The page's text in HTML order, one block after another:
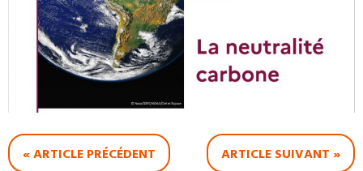
« ARTICLE PRÉCÉDENT ARTICLE SUIVANT »